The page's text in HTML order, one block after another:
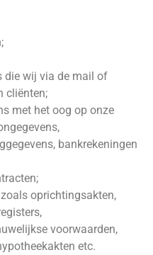
die wij via de mail of
cliënten;
met het oog op onze
bankrekeningen
oprichtingsakten,
voorwaarden,
etc.